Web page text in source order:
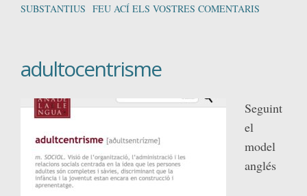
SUBSTANTIUS FEU ACÍ ELS VOSTRES COMENTARIS
adultocentrisme
Seguint
el
model
anglés